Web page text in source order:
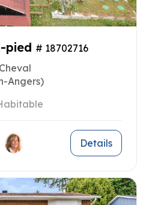
pied # 18702716
Angers)
Details